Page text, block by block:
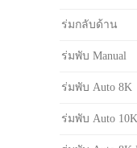
ร่มกลับด้าน
ร่มพับ Manual
ร่มพับ Auto 8K
ร่มพับ Auto 10K